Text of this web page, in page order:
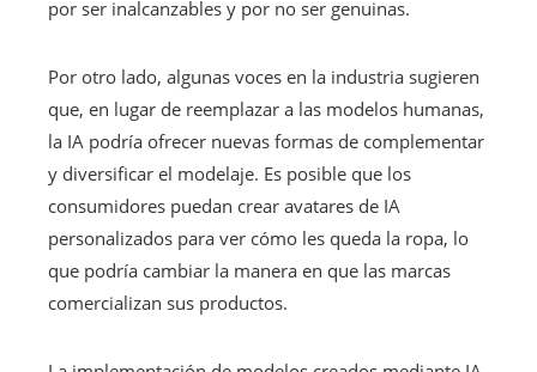
por ser inalcanzables y por no ser genuinas.
Por otro lado, algunas voces en la industria sugieren
que, en lugar de reemplazar a las modelos humanas,
la IA podría ofrecer nuevas formas de complementar
y diversificar el modelaje. Es posible que los
consumidores puedan crear avatares de IA
personalizados para ver cómo les queda la ropa, lo
que podría cambiar la manera en que las marcas
comercializan sus productos.